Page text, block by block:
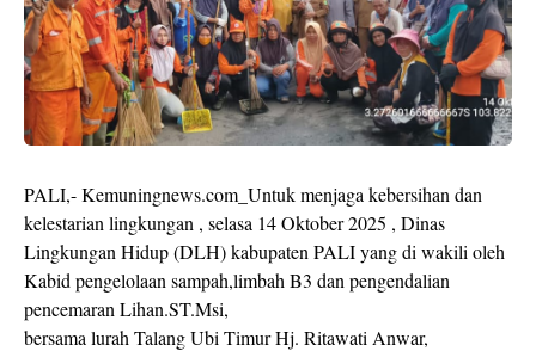
PALI,- Kemuningnews.com_Untuk menjaga kebersihan dan
kelestarian lingkungan , selasa 14 Oktober 2025 , Dinas
Lingkungan Hidup (DLH) kabupaten PALI yang di wakili oleh
Kabid pengelolaan sampah,limbah B3 dan pengendalian
pencemaran Lihan.ST.Msi,
bersama lurah Talang Ubi Timur Hj. Ritawati Anwar,